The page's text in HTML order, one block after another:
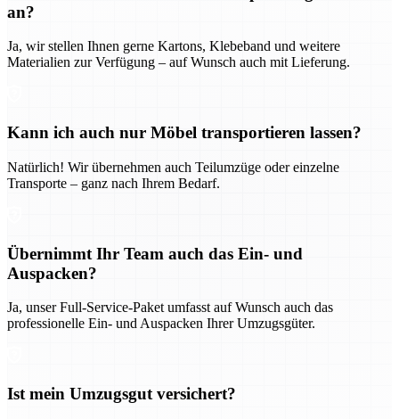
an?
Ja, wir stellen Ihnen gerne Kartons, Klebeband und weitere
Materialien zur Verfügung – auf Wunsch auch mit Lieferung.
Kann ich auch nur Möbel transportieren lassen?
Natürlich! Wir übernehmen auch Teilumzüge oder einzelne
Transporte – ganz nach Ihrem Bedarf.
Übernimmt Ihr Team auch das Ein- und
Auspacken?
Ja, unser Full-Service-Paket umfasst auf Wunsch auch das
professionelle Ein- und Auspacken Ihrer Umzugsgüter.
Ist mein Umzugsgut versichert?